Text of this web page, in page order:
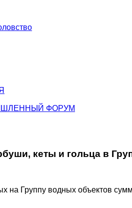
ФОРУМ
кеты и гольца в
Группу водных объектов